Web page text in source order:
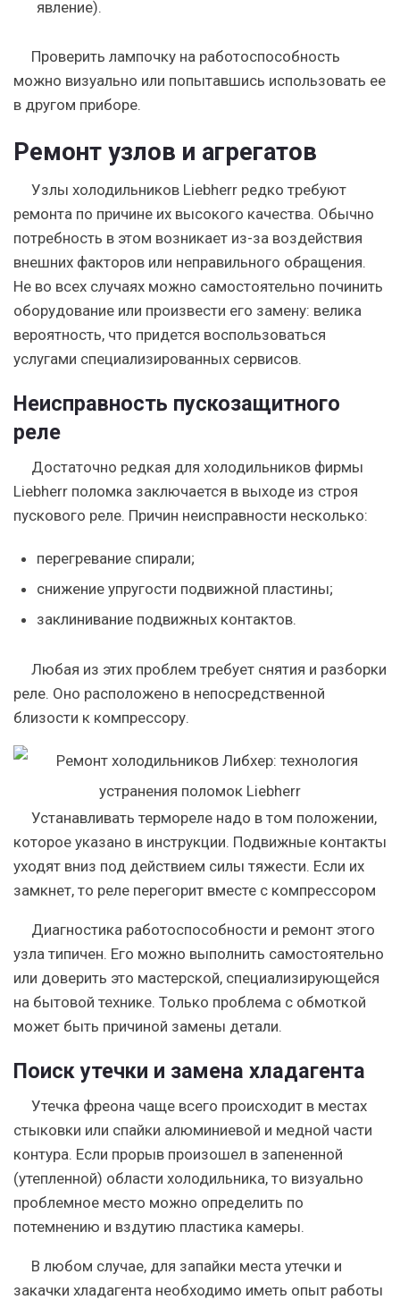
явление).
Проверить лампочку на работоспособность
можно визуально или попытавшись использовать ее
в другом приборе.
Ремонт узлов и агрегатов
Узлы холодильников Liebherr редко требуют
ремонта по причине их высокого качества. Обычно
потребность в этом возникает из-за воздействия
внешних факторов или неправильного обращения.
Не во всех случаях можно самостоятельно починить
оборудование или произвести его замену: велика
вероятность, что придется воспользоваться
услугами специализированных сервисов.
Неисправность пускозащитного
реле
Достаточно редкая для холодильников фирмы
Liebherr поломка заключается в выходе из строя
пускового реле. Причин неисправности несколько:
перегревание спирали;
снижение упругости подвижной пластины;
заклинивание подвижных контактов.
Любая из этих проблем требует снятия и разборки
реле. Оно расположено в непосредственной
близости к компрессору.
Устанавливать термореле надо в том положении,
которое указано в инструкции. Подвижные контакты
уходят вниз под действием силы тяжести. Если их
замкнет, то реле перегорит вместе с компрессором
Диагностика работоспособности и ремонт этого
узла типичен. Его можно выполнить самостоятельно
или доверить это мастерской, специализирующейся
на бытовой технике. Только проблема с обмоткой
может быть причиной замены детали.
Поиск утечки и замена хладагента
Утечка фреона чаще всего происходит в местах
стыковки или спайки алюминиевой и медной части
контура. Если прорыв произошел в запененной
(утепленной) области холодильника, то визуально
проблемное место можно определить по
потемнению и вздутию пластика камеры.
В любом случае, для запайки места утечки и
закачки хладагента необходимо иметь опыт работы